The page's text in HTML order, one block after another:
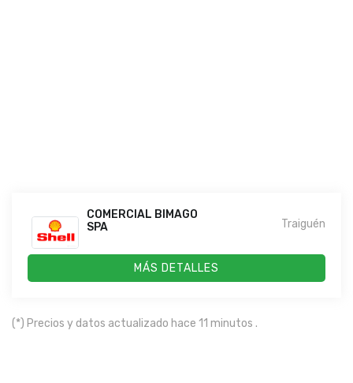
COMERCIAL BIMAGO
SPA
Traiguén
MÁS DETALLES
(*) Precios y datos actualizado hace 11 minutos .